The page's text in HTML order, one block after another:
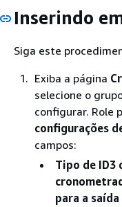
Inserindo
Siga este
Exiba a página
selecione o
configurar. Role
configurações
campos:
Tipo de ID3
para a